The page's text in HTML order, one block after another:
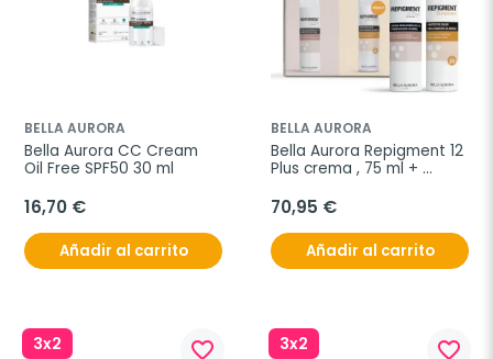
BELLA AURORA
Bella Aurora CC Cream
Oil Free SPF50 30 ml
16,70 €
Añadir al carrito
BELLA AURORA
Bella Aurora Repigment 12
Plus crema , 75 ml +
Regalo
70,95 €
Añadir al carrito
3x2 favorite_border 3x2 favorite_border